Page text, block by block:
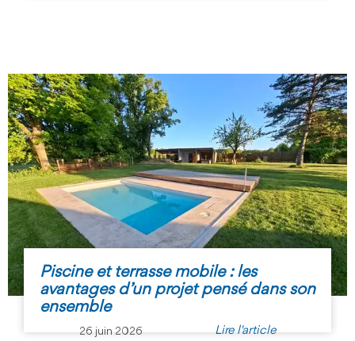
Piscine et terrasse mobile : les
avantages d’un projet pensé dans son
ensemble
26 juin 2026 Lire l'article